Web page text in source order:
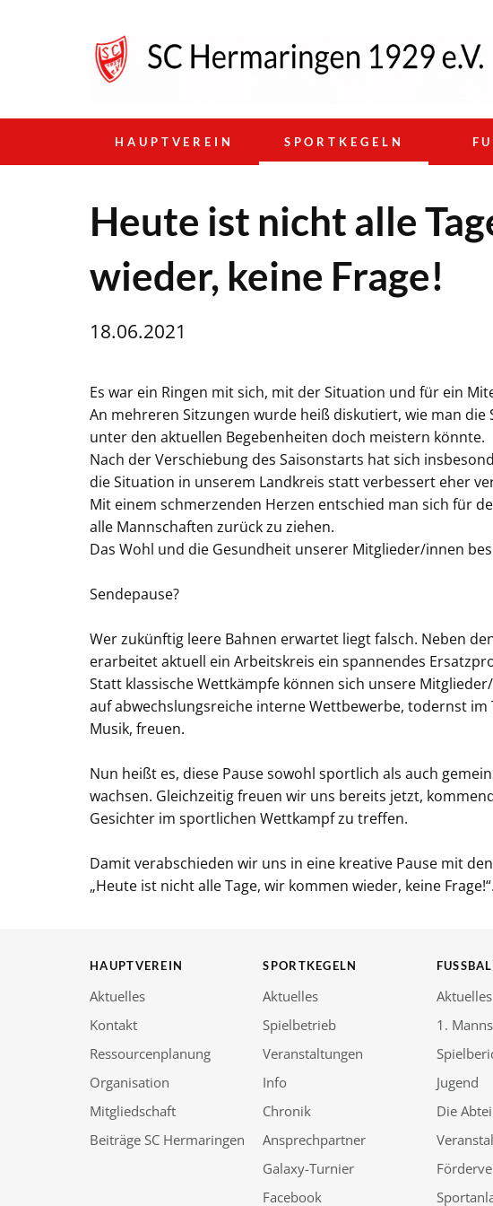
HAUPTVEREIN SPORTKEGELN
Heute ist nicht alle
wieder, keine Frage!
18.06.2021
Es war ein Ringen mit sich, mit der Situation und für ein
An mehreren Sitzungen wurde heiß diskutiert, wie man die
unter den aktuellen Begebenheiten doch meistern könnte.
Nach der Verschiebung des Saisonstarts hat sich
die Situation in unserem Landkreis statt verbessert eher
Mit einem schmerzenden Herzen entschied man sich für
alle Mannschaften zurück zu ziehen.
Das Wohl und die Gesundheit unserer Mitglieder/innen
Sendepause?
Wer zukünftig leere Bahnen erwartet liegt falsch. Neben
erarbeitet aktuell ein Arbeitskreis ein spannendes
Statt klassische Wettkämpfe können sich unsere
auf abwechslungsreiche interne Wettbewerbe, todernst
Musik, freuen.
Nun heißt es, diese Pause sowohl sportlich als auch
wachsen. Gleichzeitig freuen wir uns bereits jetzt,
Gesichter im sportlichen Wettkampf zu treffen.
Damit verabschieden wir uns in eine kreative Pause mit
„Heute ist nicht alle Tage, wir kommen wieder, keine Frage!“.
HAUPTVEREIN
Aktuelles
Kontakt
Ressourcenplanung
Organisation
Mitgliedschaft
Beiträge SC Hermaringen
SPORTKEGELN
Aktuelles
Spielbetrieb
Veranstaltungen
Info
Chronik
Ansprechpartner
Galaxy-Turnier
Facebook
FUSSBALL
Aktuelles
1.
Jugend
Die